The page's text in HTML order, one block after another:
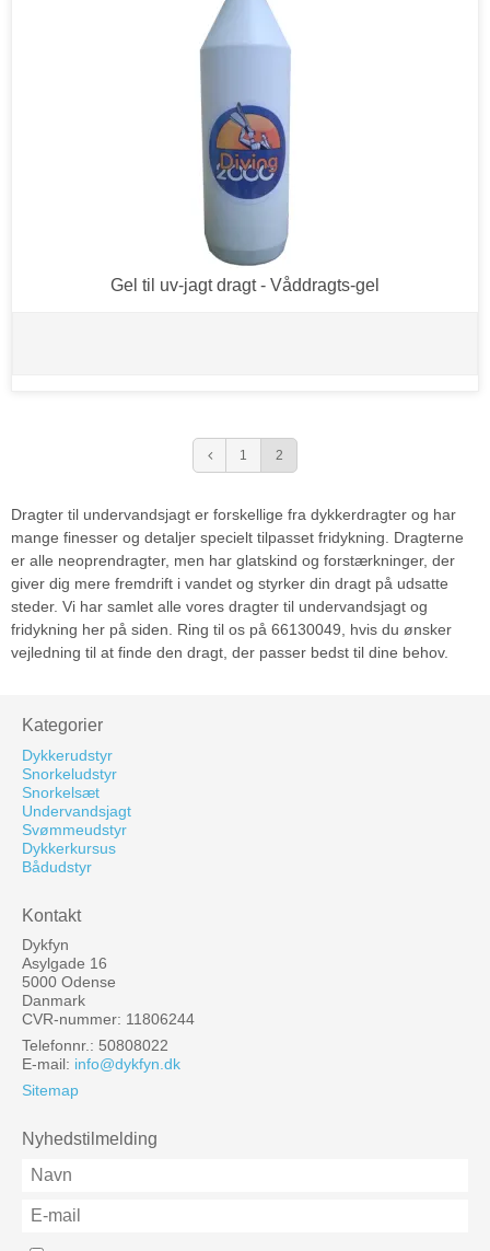
Gel til uv-jagt dragt - Våddragts-gel
1 2
Dragter til undervandsjagt er forskellige fra dykkerdragter og har
mange finesser og detaljer specielt tilpasset fridykning. Dragterne
er alle neoprendragter, men har glatskind og forstærkninger, der
giver dig mere fremdrift i vandet og styrker din dragt på udsatte
steder. Vi har samlet alle vores dragter til undervandsjagt og
fridykning her på siden. Ring til os på 66130049, hvis du ønsker
vejledning til at finde den dragt, der passer bedst til dine behov.
Kategorier
Dykkerudstyr
Snorkeludstyr
Snorkelsæt
Undervandsjagt
Svømmeudstyr
Dykkerkursus
Bådudstyr
Kontakt
Dykfyn
Asylgade 16
5000 Odense
Danmark
CVR-nummer: 11806244
Telefonnr.: 50808022
E-mail: info@dykfyn.dk
Sitemap
Nyhedstilmelding